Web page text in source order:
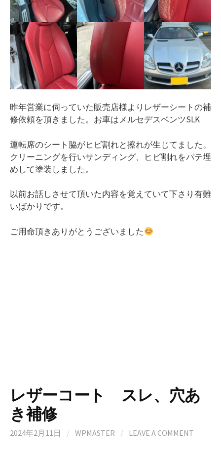
昨年営業に伺っていた販売店様よりレザーシートの補
修依頼を頂きました。お車はメルセデスベンツSLK
運転席のシート脇がヒビ割れと擦れが生じてました。
クリーニングを行いサンディング、ヒビ割れをパテ埋
めして塗装しました。
以前お話しさせて頂いた内容を覚えていて下さり有難
いばかりです。
ご用命頂きありがとうございました
レザーコート スレ、穴あ
き補修
2024年2月11日 / WPMASTER / LEAVE A COMMENT